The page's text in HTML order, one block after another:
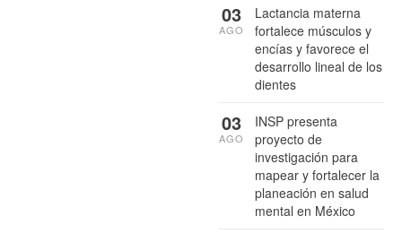
Lactancia materna
fortalece músculos y
encías y favorece el
desarrollo lineal de los
dientes
03
AGO
INSP presenta
proyecto de
investigación para
mapear y fortalecer la
planeación en salud
mental en México
03
AGO